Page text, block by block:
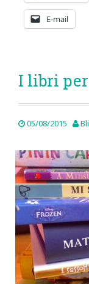
E-mail
I libri
05/08/2015